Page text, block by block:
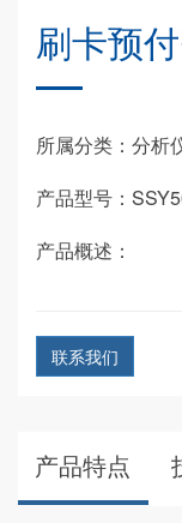
刷卡预
所属分类：分析
产品型号：
产品概述：
联系我们
产品特点